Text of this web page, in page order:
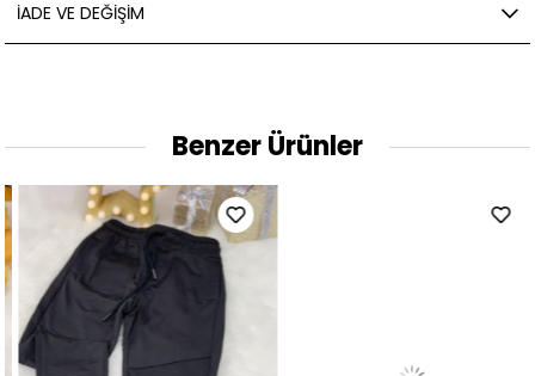
İADE VE DEĞIŞIM
Benzer Ürünler